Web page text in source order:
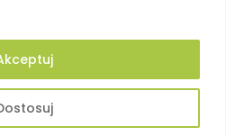
Polityka prywatności